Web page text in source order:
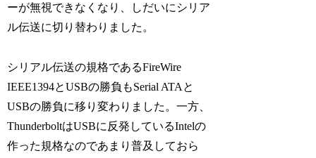
ーが無視できなくなり、しだいにシリア
ル伝送に切り替わりました。
シリアル伝送の規格であるFireWire
IEEE1394とUSBの勝負もSerial ATAと
USBの勝負に移り変わりました。一方、
ThunderboltはUSBに反発しているIntelの
作った規格なのであまり普及しておら